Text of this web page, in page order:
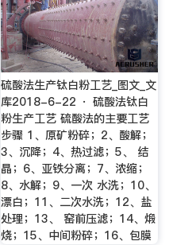
硫酸法生产钛白粉工艺_图文_文
库2018-6-22 · 硫酸法钛白
粉生产工艺 硫酸法的主要工艺
步骤 1、原矿粉碎；2、酸解；
3、沉降；4、热过滤；5、 结
晶；6、亚铁分离；7、浓缩；
8、水解；9、一次 水洗；10、
漂白；11、二次水洗；12、盐
处理；13、 窑前压滤；14、煅
烧；15、中间粉碎；16、包膜